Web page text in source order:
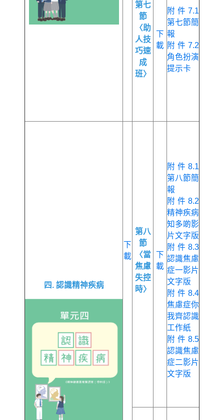
第七
節
〈助
人技
巧速
成
班〉
下
載
附件7.1
第七節簡
報
附件7.2
角色扮演
提示卡
四. 認識精神疾病
下
載
第八
節
〈當
焦慮
失控
時〉
下
載
附件8.1
第八節簡
報
附件8.2
精神疾病
知多啲影
片文字版
附件8.3
認識焦慮
症一影片
文字版
附件8.4
焦慮症你
我齊認識
工作紙
附件8.5
認識焦慮
症二影片
文字版